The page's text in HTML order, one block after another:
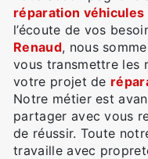
réparation
l’écoute de vos
Renaud, nous
vous transmettre les
votre projet de
Notre métier est
partager avec vous
de réussir. Toute
travaille avec